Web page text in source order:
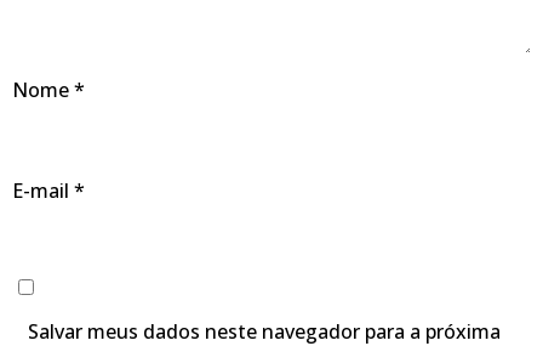
Nome*
E-mail *
Salvar meus dados neste navegador para a próxima